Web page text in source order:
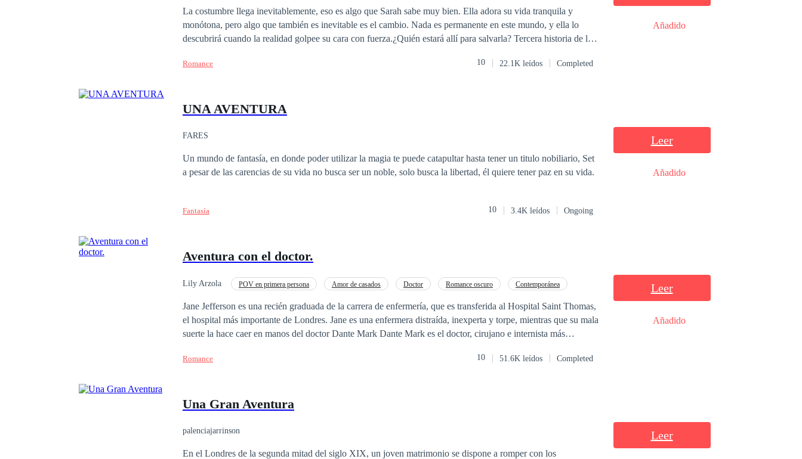
La costumbre llega inevitablemente, eso es algo que Sarah sabe muy bien. Ella adora su vida tranquila y
monótona, pero algo que también es inevitable es el cambio. Nada es permanente en este mundo, y ella lo
descubrirá cuando la realidad golpee su cara con fuerza.¿Quién estará allí para salvarla? Tercera historia de la
Ama De Casa Desesperada4. Aventura De Una Chica Inocente
Romance 10 22.1K leídos Completed
Añadido
UNA AVENTURA
FARES
Un mundo de fantasía, en donde poder utilizar la magia te puede catapultar hasta tener un titulo nobiliario, Set
a pesar de las carencias de su vida no busca ser un noble, solo busca la libertad, él quiere tener paz en su vida.
Fantasía 10 3.4K leídos Ongoing
Leer
Añadido
Aventura con el doctor.
Lily Arzola POV en primera persona Amor de casados Doctor Romance oscuro Contemporánea
Jane Jefferson es una recién graduada de la carrera de enfermería, que es transferida al Hospital Saint Thomas,
el hospital más importante de Londres. Jane es una enfermera distraída, inexperta y torpe, mientras que su mala
suerte la hace caer en manos del doctor Dante Mark Dante Mark es el doctor, cirujano e internista más
más codiciados de la ciudad. El joven doctor es un hombre arrogante, inteligente e inalcanzable. La torpeza y
Romance 10 51.6K leídos Completed
Leer
Añadido
Una Gran Aventura
palenciajarrinson
En el Londres de la segunda mitad del siglo XIX, un joven matrimonio se dispone a romper con los
Leer